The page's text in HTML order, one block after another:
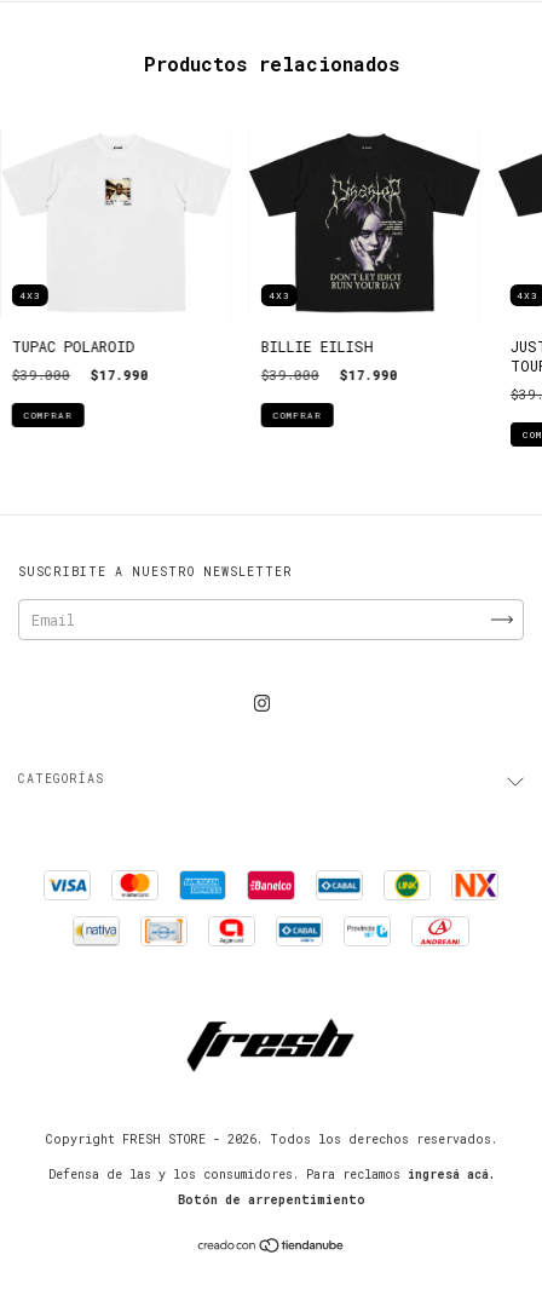
Productos relacionados
4X3
TUPAC POLAROID
$39.000 $17.990
COMPRAR
4X3
BILLIE EILISH
$39.000 $17.990
COMPRAR
4X3
SUSCRIBITE A NUESTRO NEWSLETTER
CATEGORÍAS
Copyright FRESH STORE - 2026. Todos los derechos reservados.
Defensa de las y los consumidores. Para reclamos
ingresá acá.
Botón de arrepentimiento